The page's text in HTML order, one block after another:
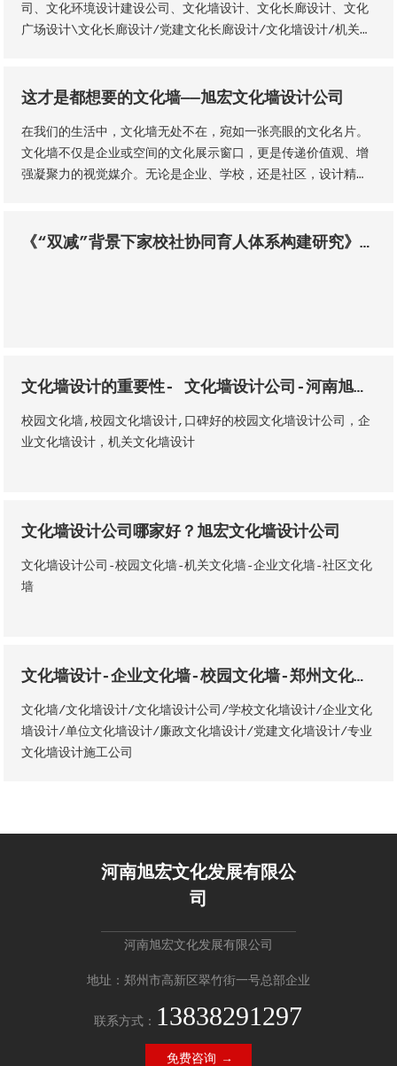
司、文化环境设计建设公司、文化墙设计、文化长廊设计、文化
广场设计\文化长廊设计/党建文化长廊设计/文化墙设计/机关单
这才是都想要的文化墙——旭宏文化墙设计公司
在我们的生活中，文化墙无处不在，宛如一张亮眼的文化名片。
文化墙不仅是企业或空间的文化展示窗口，更是传递价值观、增
强凝聚力的视觉媒介。无论是企业、学校，还是社区，设计精良
《“双减”背景下家校社协同育人体系构建研究》课题调研暨新乡市家校社协同育人“教联体”建设工作研讨会召开
文化墙设计的重要性- 文化墙设计公司-河南旭宏文化发展有限公司
校园文化墙,校园文化墙设计,口碑好的校园文化墙设计公司，企
业文化墙设计，机关文化墙设计
文化墙设计公司哪家好？旭宏文化墙设计公司
文化墙设计公司-校园文化墙-机关文化墙-企业文化墙-社区文化
墙
文化墙设计-企业文化墙-校园文化墙-郑州文化墙设计公司-河南展厅展馆设计公司
文化墙/文化墙设计/文化墙设计公司/学校文化墙设计/企业文化
墙设计/单位文化墙设计/廉政文化墙设计/党建文化墙设计/专业
文化墙设计施工公司
河南旭宏文化发展有限公
司
河南旭宏文化发展有限公司
地址：郑州市高新区翠竹街一号总部企业
联系方式： 13838291297
免费咨询 →